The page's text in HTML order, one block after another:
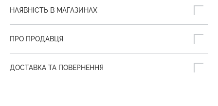
НАЯВНІСТЬ В МАГАЗИНАХ
ПРО ПРОДАВЦЯ
ДОСТАВКА ТА ПОВЕРНЕННЯ